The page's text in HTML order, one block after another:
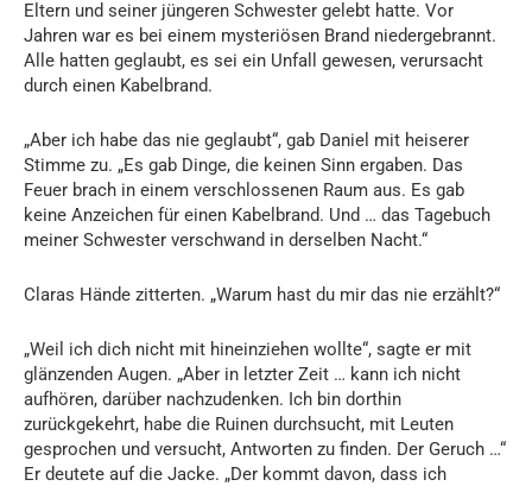
Eltern und seiner jüngeren Schwester gelebt hatte. Vor
Jahren war es bei einem mysteriösen Brand niedergebrannt.
Alle hatten geglaubt, es sei ein Unfall gewesen, verursacht
durch einen Kabelbrand.
„Aber ich habe das nie geglaubt“, gab Daniel mit heiserer
Stimme zu. „Es gab Dinge, die keinen Sinn ergaben. Das
Feuer brach in einem verschlossenen Raum aus. Es gab
keine Anzeichen für einen Kabelbrand. Und … das Tagebuch
meiner Schwester verschwand in derselben Nacht.“
Claras Hände zitterten. „Warum hast du mir das nie erzählt?“
„Weil ich dich nicht mit hineinziehen wollte“, sagte er mit
glänzenden Augen. „Aber in letzter Zeit … kann ich nicht
aufhören, darüber nachzudenken. Ich bin dorthin
zurückgekehrt, habe die Ruinen durchsucht, mit Leuten
gesprochen und versucht, Antworten zu finden. Der Geruch …“
Er deutete auf die Jacke. „Der kommt davon, dass ich